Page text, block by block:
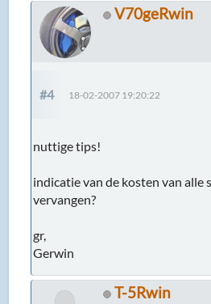
V70geRwin
#4 18-02-2007 19:20:22
nuttige tips!
indicatie van de kosten van alle
vervangen?
gr,
Gerwin
T-5Rwin